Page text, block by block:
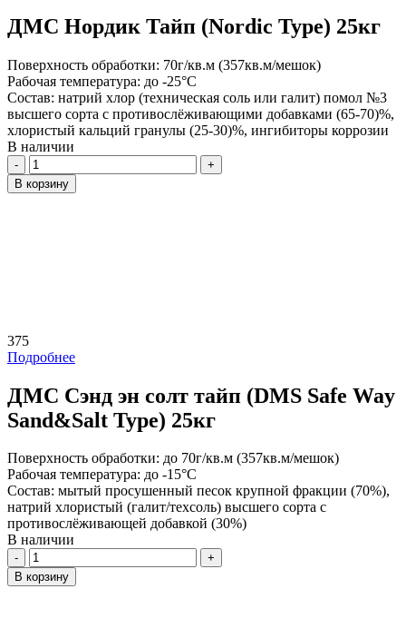
ДМС Нордик Тайп (Nordic Type) 25кг
Поверхность обработки: 70г/кв.м (357кв.м/мешок)
Рабочая температура: до -25°С
Состав: натрий хлор (техническая соль или галит) помол №3
высшего сорта с противослёживающими добавками (65-70)%,
хлористый кальций гранулы (25-30)%, ингибиторы коррозии
В наличии
Количество
В корзину
375
Подробнее
ДМС Сэнд эн солт тайп (DMS Safe Way
Sand&Salt Type) 25кг
Поверхность обработки: до 70г/кв.м (357кв.м/мешок)
Рабочая температура: до -15°С
Состав: мытый просушенный песок крупной фракции (70%),
натрий хлористый (галит/техсоль) высшего сорта с
противослёживающей добавкой (30%)
В наличии
Количество
В корзину